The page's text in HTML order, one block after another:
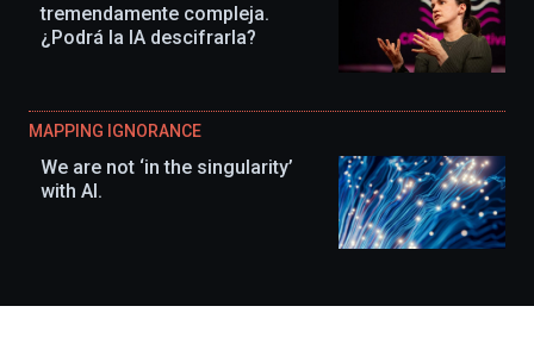
tremendamente compleja.
¿Podrá la IA descifrarla?
MAPPING IGNORANCE
We are not ‘in the singularity’
with AI.